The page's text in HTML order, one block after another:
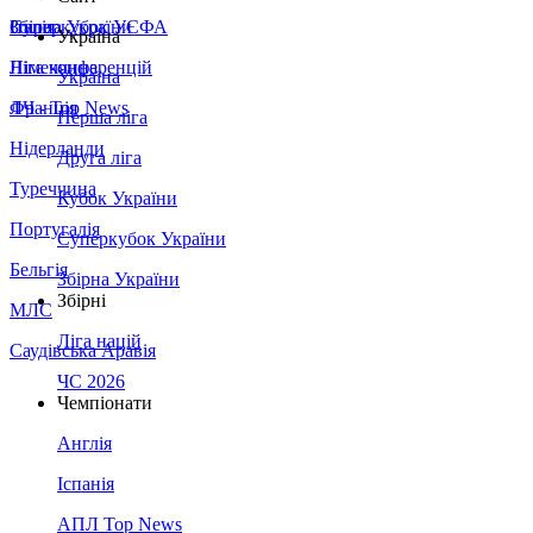
Збірна України
Італія
Німеччина
Франція
Нідерланди
Туреччина
Португалія
Бельгія
МЛС
Саудівська Аравія
Суперкубок УЄФА
Ліга конференцій
ЛЧ - Top News
Україна
Україна
Перша ліга
Друга ліга
Кубок України
Суперкубок України
Збірна України
Збірні
Ліга націй
ЧС 2026
Чемпіонати
Англія
Іспанія
АПЛ Top News